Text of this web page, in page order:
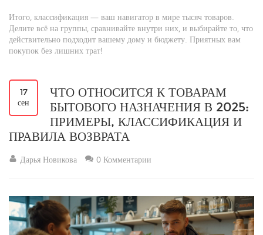
Итого, классификация — ваш навигатор в мире тысяч товаров.
Делите всё на группы, сравнивайте внутри них, и выбирайте то, что
действительно подходит вашему дому и бюджету. Приятных вам
покупок без лишних трат!
17
сен
ЧТО ОТНОСИТСЯ К ТОВАРАМ
БЫТОВОГО НАЗНАЧЕНИЯ В 2025:
ПРИМЕРЫ, КЛАССИФИКАЦИЯ И
ПРАВИЛА ВОЗВРАТА
Дарья Новикова 0 Комментарии